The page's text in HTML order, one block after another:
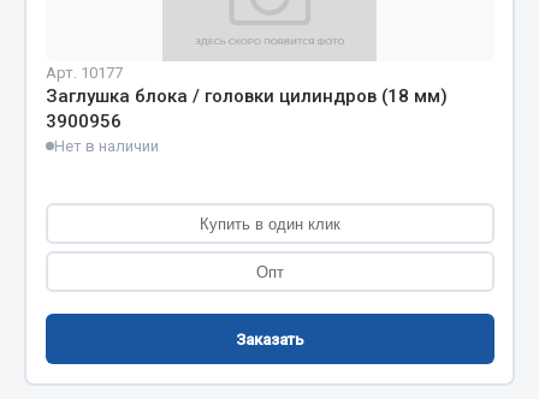
Показать ещё
Весь раздел
Camozzi
Угольники
Арт. 10177
Заглушка блока / головки цилиндров (18 мм)
3900956
Нет в наличии
Купить в один клик
Опт
Заказать